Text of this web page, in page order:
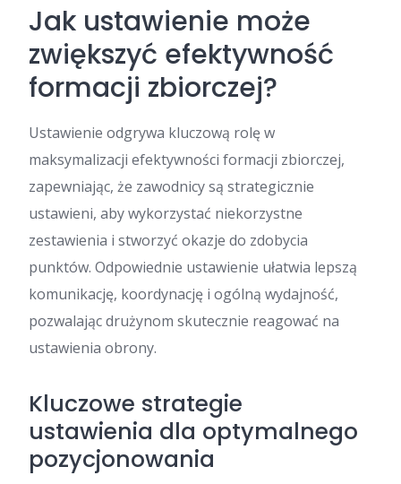
Jak ustawienie może
zwiększyć efektywność
formacji zbiorczej?
Ustawienie odgrywa kluczową rolę w
maksymalizacji efektywności formacji zbiorczej,
zapewniając, że zawodnicy są strategicznie
ustawieni, aby wykorzystać niekorzystne
zestawienia i stworzyć okazje do zdobycia
punktów. Odpowiednie ustawienie ułatwia lepszą
komunikację, koordynację i ogólną wydajność,
pozwalając drużynom skutecznie reagować na
ustawienia obrony.
Kluczowe strategie
ustawienia dla optymalnego
pozycjonowania